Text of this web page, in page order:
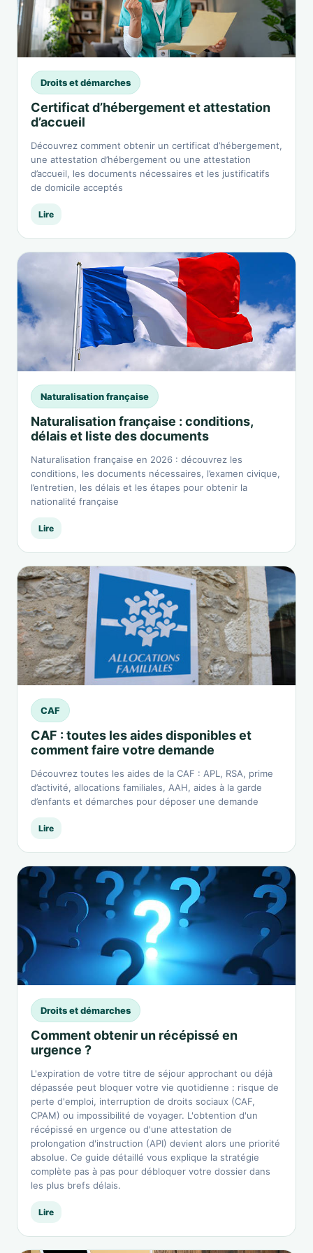
Droits et démarches
Certificat d’hébergement et attestation
d’accueil
Découvrez comment obtenir un certificat d’hébergement,
une attestation d’hébergement ou une attestation
d’accueil, les documents nécessaires et les justificatifs
de domicile acceptés
Lire
Naturalisation française
Naturalisation française : conditions,
délais et liste des documents
Naturalisation française en 2026 : découvrez les
conditions, les documents nécessaires, l’examen civique,
l’entretien, les délais et les étapes pour obtenir la
nationalité française
Lire
CAF
CAF : toutes les aides disponibles et
comment faire votre demande
Découvrez toutes les aides de la CAF : APL, RSA, prime
d’activité, allocations familiales, AAH, aides à la garde
d’enfants et démarches pour déposer une demande
Lire
Droits et démarches
Comment obtenir un récépissé en
urgence ?
L'expiration de votre titre de séjour approchant ou déjà
dépassée peut bloquer votre vie quotidienne : risque de
perte d'emploi, interruption de droits sociaux (CAF,
CPAM) ou impossibilité de voyager. L'obtention d'un
récépissé en urgence ou d'une attestation de
prolongation d'instruction (API) devient alors une priorité
absolue. Ce guide détaillé vous explique la stratégie
complète pas à pas pour débloquer votre dossier dans
les plus brefs délais.
Lire